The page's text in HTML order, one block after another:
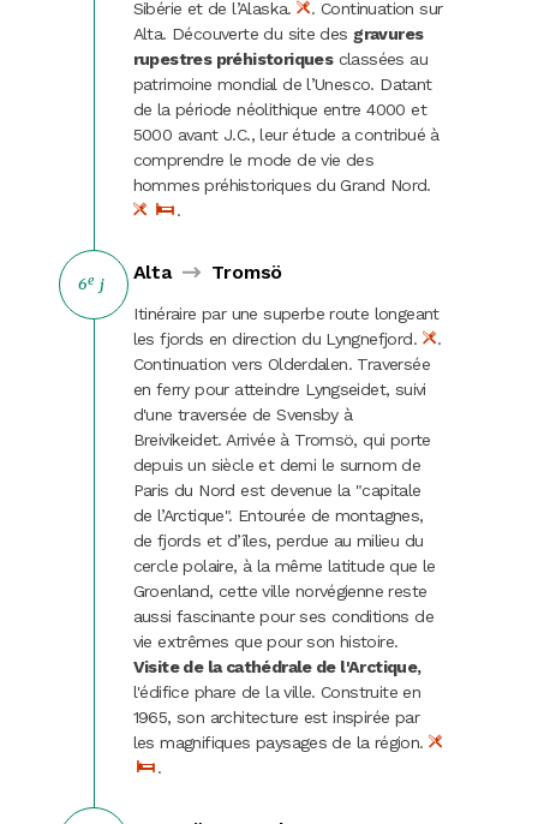
Sibérie et de l’Alaska.
. Continuation sur
Alta. Découverte du site des gravures
rupestres préhistoriquesclassées au
patrimoine mondial de l’Unesco. Datant
de la période néolithique entre 4000 et
5000 avant J.C., leur étude a contribué à
comprendre le mode de vie des
hommes préhistoriques du Grand Nord.
.
6e j
Alta Tromsö
Itinéraire par une superbe route longeant
les fjords en direction du Lyngnefjord.
.
Continuation vers Olderdalen. Traversée
en ferry pour atteindre Lyngseidet, suivi
d'une traversée de Svensby à
Breivikeidet. Arrivée à Tromsö, qui porte
depuis un siècle et demi le surnom de
Paris du Nord est devenue la "capitale
de l’Arctique". Entourée de montagnes,
de fjords et d’îles, perdue au milieu du
cercle polaire, à la même latitude que le
Groenland, cette ville norvégienne reste
aussi fascinante pour ses conditions de
vie extrêmes que pour son histoire.
Visite de la cathédrale de l'Arctique,
l'édifice phare de la ville. Construite en
1965, son architecture est inspirée par
les magnifiques paysages de la région.
.